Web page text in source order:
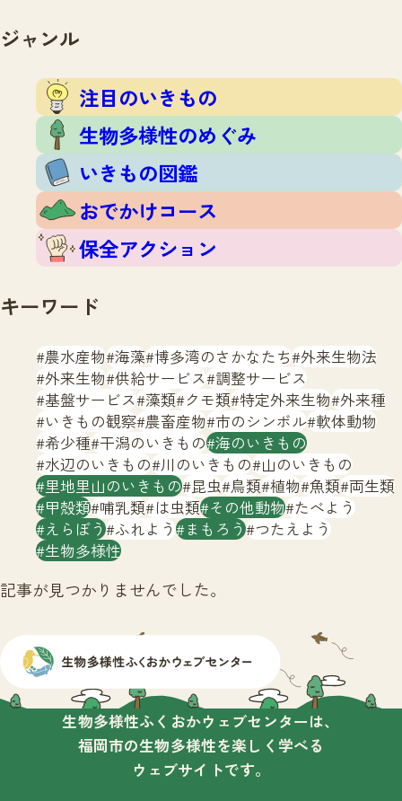
生物多様性のめぐみ
おでかけコース
保全アクション
調査レポート
調査レポートTOP
調査結果
ふくおかいきものマップ
マッチング
マッチングTOP
掲載申し込みフォーム
お問合せ
生物多様性ふくおかウェブセンターとは
サイトマップ
ジャンル
注目のいきもの
生物多様性のめぐみ
いきもの図鑑
おでかけコース
保全アクション
キーワード
農水産物 海藻 博多湾のさかなたち 外来生物法
外来生物 供給サービス 調整サービス
基盤サービス 藻類 クモ類 特定外来生物 外来種
いきもの観察 農畜産物 市のシンボル 軟体動物
希少種 干潟のいきもの 海のいきもの
水辺のいきもの 川のいきもの 山のいきもの
里地里山のいきもの 昆虫 鳥類 植物 魚類 両生類
甲殻類 哺乳類 は虫類 その他動物 たべよう
えらぼう ふれよう まもろう つたえよう
生物多様性
記事が見つかりませんでした。
生物多様性ふくおかウェブセンターは、
福岡市の生物多様性を楽しく学べる
ウェブサイトです。